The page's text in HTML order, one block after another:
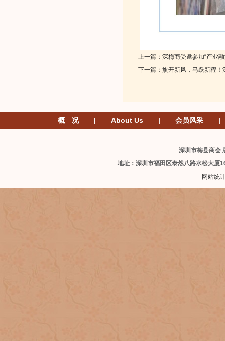
上一篇： 深梅商受邀参加“产业
下一篇： 旗开新风，马跃新程！
概 况 | About Us | 会员风采 |
深圳市梅县商
地址：深圳市福田区泰然八路水松大厦
网站统